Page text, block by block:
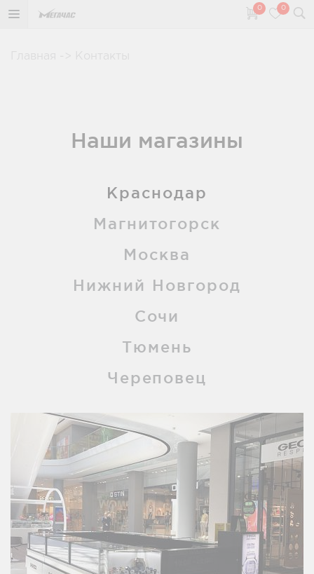
0 0
Наши магазины
Краснодар
Магнитогорск
Москва
Нижний Новгород
Сочи
Тюмень
Череповец